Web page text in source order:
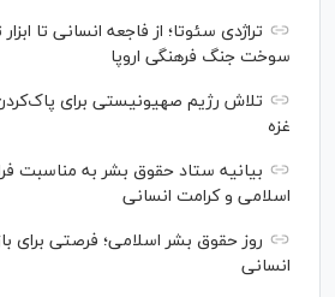
تراژدی سئوتا؛ از فاجعه انسانی تا
سوخت جنگ فرهنگی اروپا
تلاش رژیم صهیونیستی برای
غزه
بیانیه ستاد حقوق بشر به مناسبت
اسلامی و کرامت انسانی
روز حقوق بشر اسلامی؛ فرصتی برای
انسانی